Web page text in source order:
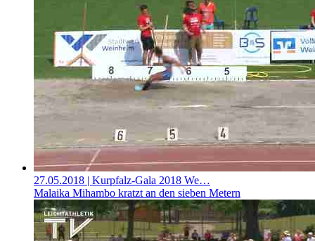
27.05.2018 | Kurpfalz-Gala 2018 We…
Malaika Mihambo kratzt an den sieben Metern